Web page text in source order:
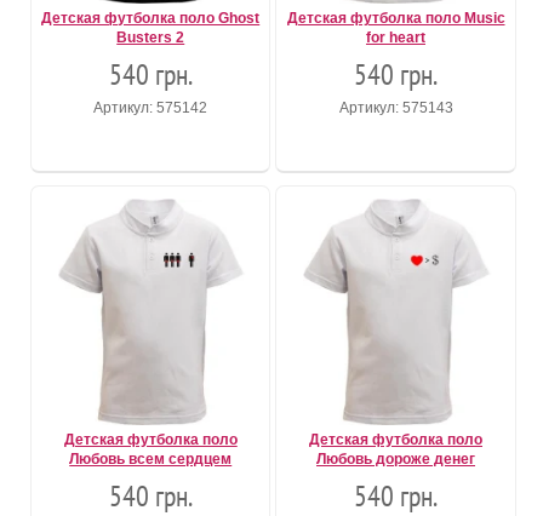
Детская футболка поло Ghost
Busters 2
540 грн.
Артикул: 575142
Детская футболка поло Music
for heart
540 грн.
Артикул: 575143
Детская футболка поло
Любовь всем сердцем
540 грн.
Детская футболка поло
Любовь дороже денег
540 грн.